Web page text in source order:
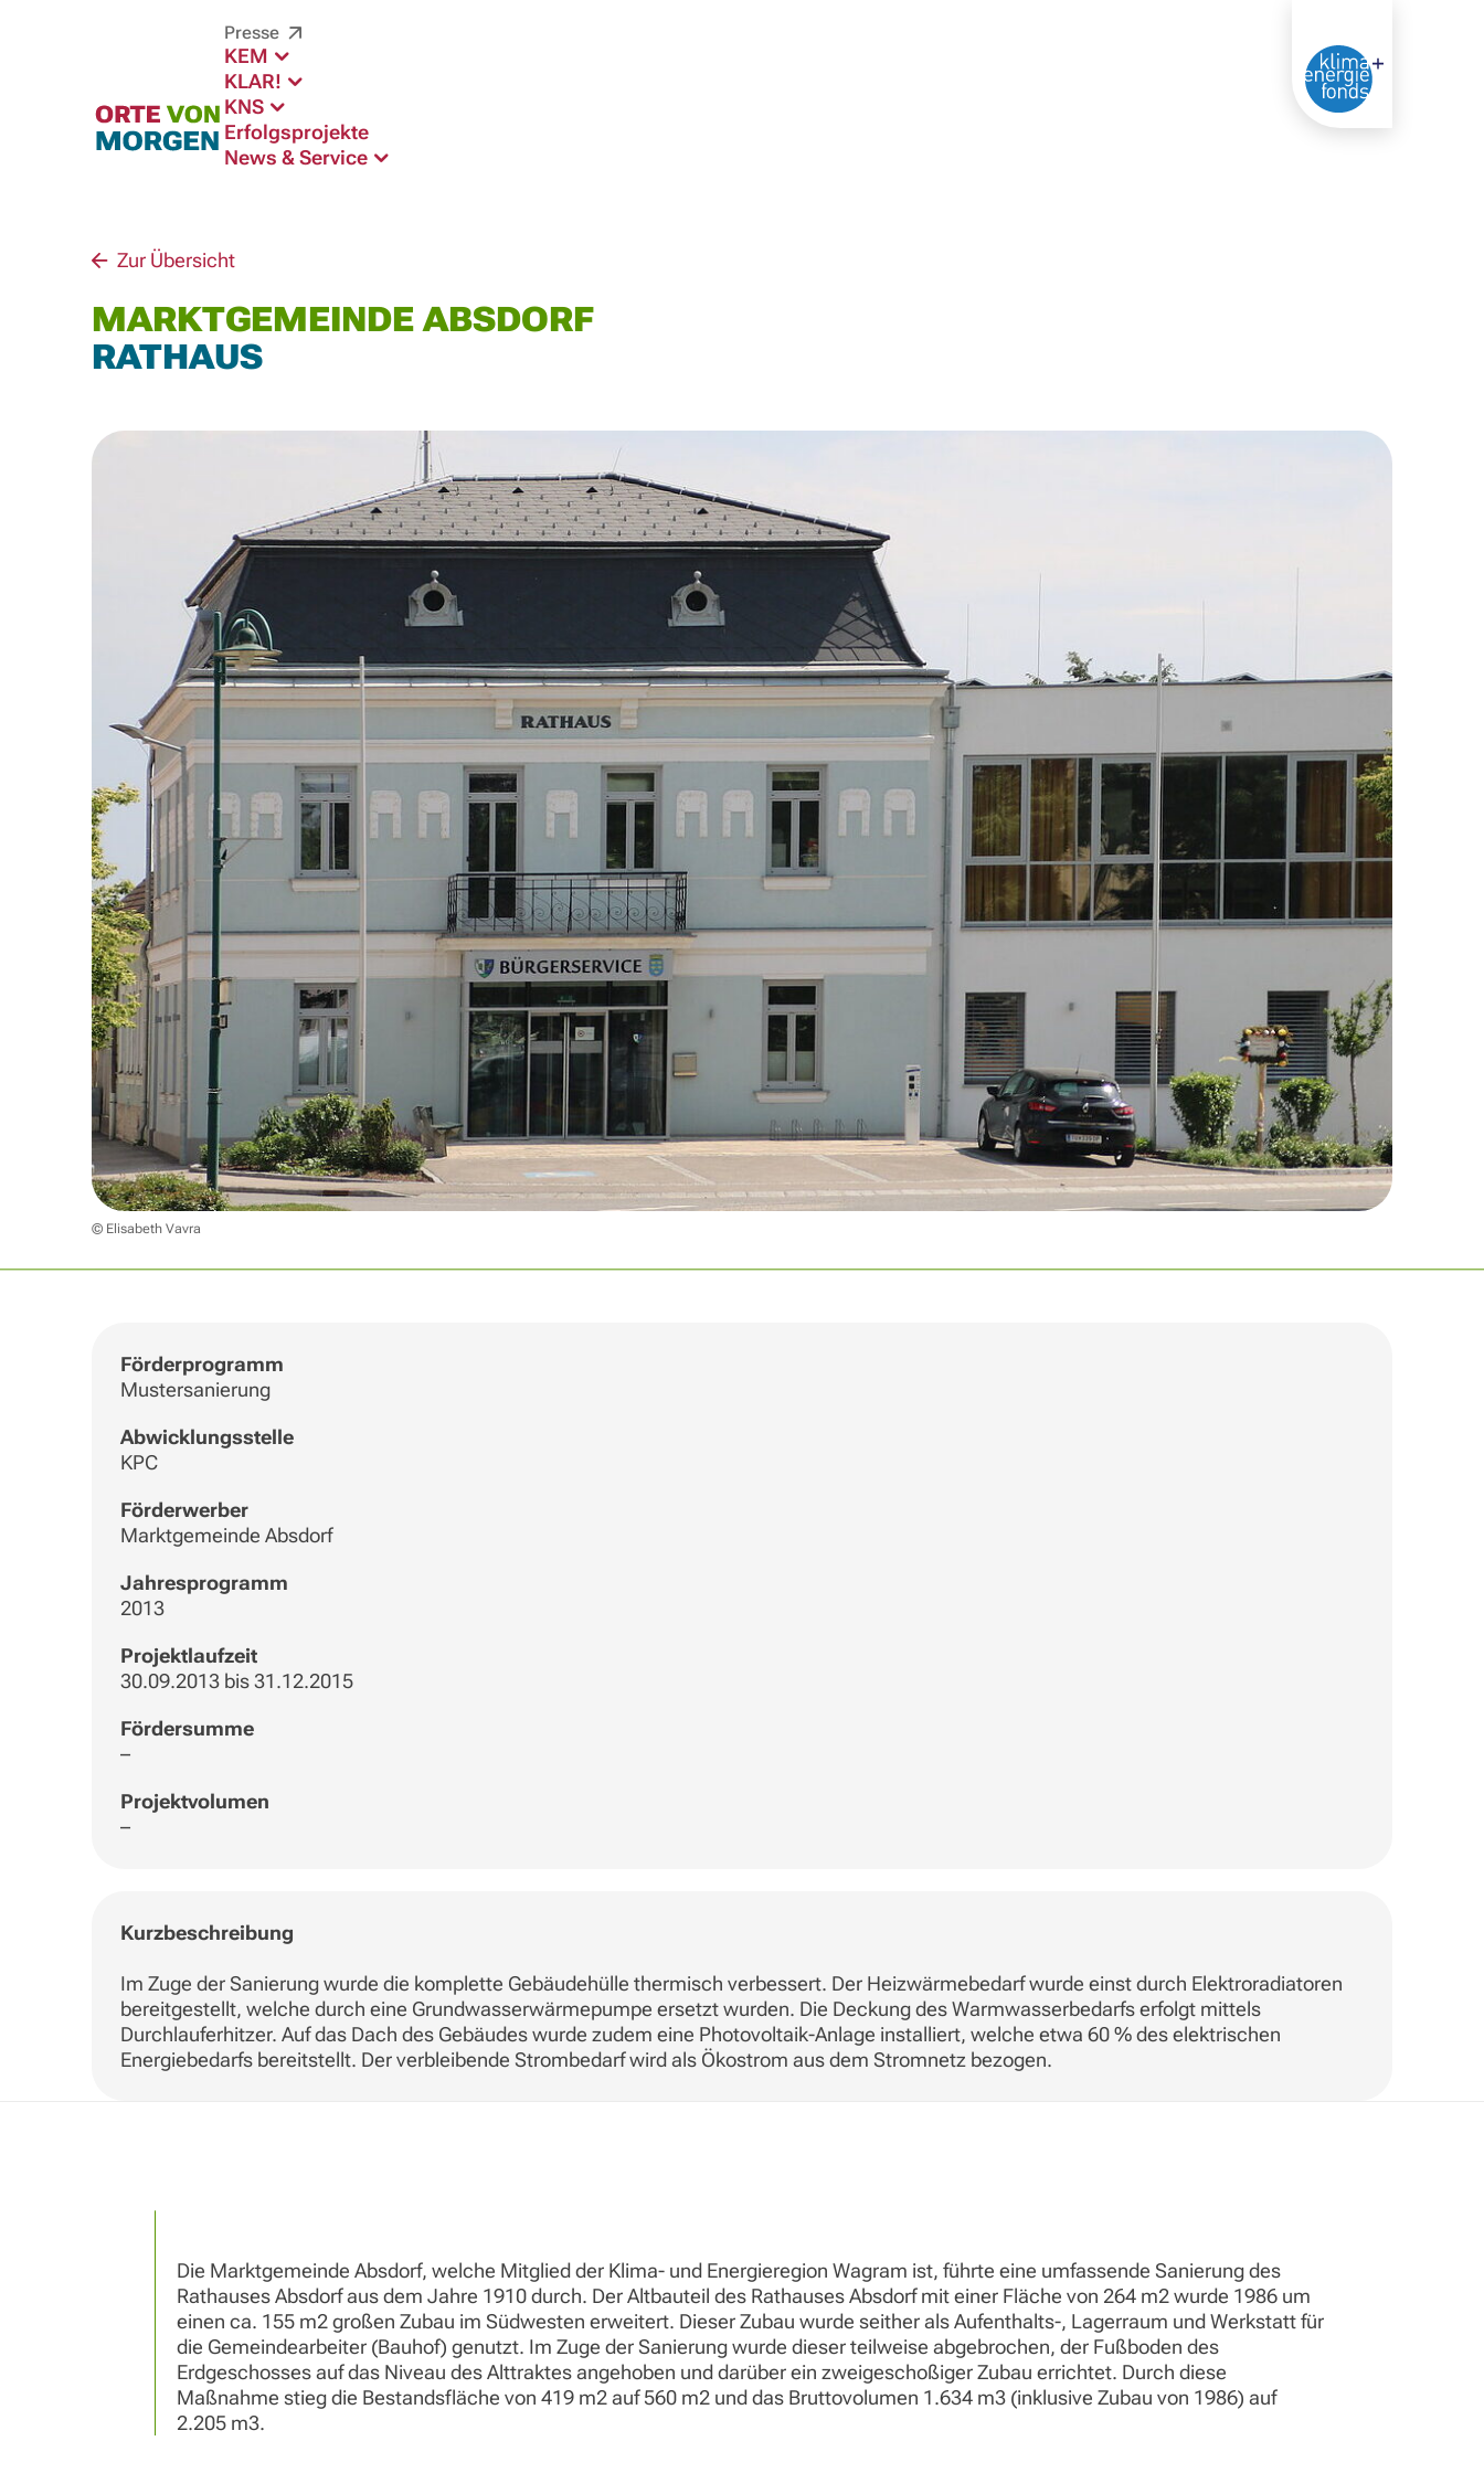
Presse
KEM
KLAR!
KNS
Erfolgsprojekte
News & Service
Zur Übersicht
MARKTGEMEINDE ABSDORF
RATHAUS
© Elisabeth Vavra
Förderprogramm
Mustersanierung
Abwicklungsstelle
KPC
Förderwerber
Marktgemeinde Absdorf
Jahresprogramm
2013
Projektlaufzeit
30.09.2013 bis 31.12.2015
Fördersumme
–
Projektvolumen
–
Kurzbeschreibung
Im Zuge der Sanierung wurde die komplette Gebäudehülle thermisch verbessert. Der Heizwärmebedarf wurde einst durch Elektroradiatoren
bereitgestellt, welche durch eine Grundwasserwärmepumpe ersetzt wurden. Die Deckung des Warmwasserbedarfs erfolgt mittels
Durchlauferhitzer. Auf das Dach des Gebäudes wurde zudem eine Photovoltaik-Anlage installiert, welche etwa 60 % des elektrischen
Energiebedarfs bereitstellt. Der verbleibende Strombedarf wird als Ökostrom aus dem Stromnetz bezogen.
Die Marktgemeinde Absdorf, welche Mitglied der Klima- und Energieregion Wagram ist, führte eine umfassende Sanierung des
Rathauses Absdorf aus dem Jahre 1910 durch. Der Altbauteil des Rathauses Absdorf mit einer Fläche von 264 m2 wurde 1986 um
einen ca. 155 m2 großen Zubau im Südwesten erweitert. Dieser Zubau wurde seither als Aufenthalts-, Lagerraum und Werkstatt für
die Gemeindearbeiter (Bauhof) genutzt. Im Zuge der Sanierung wurde dieser teilweise abgebrochen, der Fußboden des
Erdgeschosses auf das Niveau des Alttraktes angehoben und darüber ein zweigeschoßiger Zubau errichtet. Durch diese
Maßnahme stieg die Bestandsfläche von 419 m2 auf 560 m2 und das Bruttovolumen 1.634 m3 (inklusive Zubau von 1986) auf
2.205 m3.